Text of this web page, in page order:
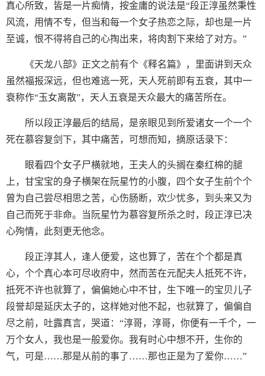
真心所致，皆是一片痴情，按金庸的说法是“段正淳虽然秉性
风流，用情不专，但当和每一个女子热恋之际，却也是一片
至诚，恨不得将自己的心掏出来，将肉割下来给了对方。”
《天龙八部》正文之前有个《释名篇》，里面讲到天众
虽然福报深远，但也难逃一死，天人死前即有五衰，其中一
衰称作“玉女离散”，天人五衰是天众最大的痛苦所在。
所以段正淳最后的结局，是亲眼见到所爱诸女一个一个
死在慕容复剑下，其中痛苦，可想而知，摘原话录下：
眼看四个女子尸横就地，王夫人的头搁在秦红棉的腿
上，甘宝宝的身子横架在阮星竹的小腹，四个女子生前个个
曾为自己尝尽相思之苦，心伤肠断，欢少忧多，到头来又为
自己而死于非命。当阮星竹为慕容复所杀之时，段正淳已决
心殉情，此刻更无他念。
段正淳其人，逢人便爱，这也算了，苦在个个都是真
心，个个真心本可尽收府中，然而苦在元配夫人抵死不许，
抵死不许也就算了，偏偏她心中不甘，生下唯一的宝贝儿子
段誉却是延庆太子的，这样她对他不起，也就算了，偏偏自
尽之前，吐露真言，哭道：“淳哥，淳哥，你便有一千个，一
万个女人，我也是一般爱你。我有时心中想不开，生你的
气，可是……那是从前的事了……那也正是为了爱你……”